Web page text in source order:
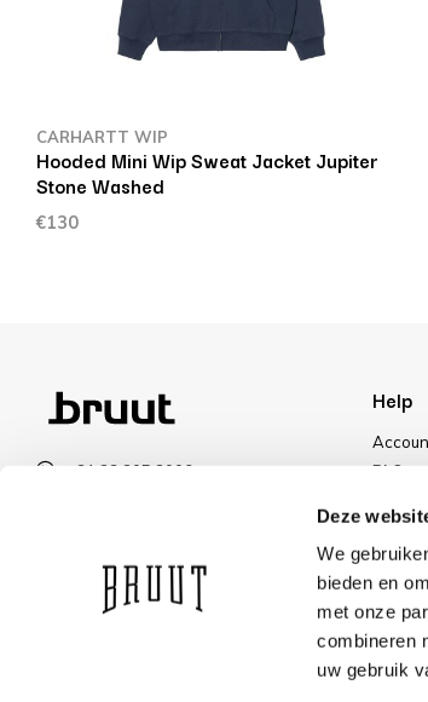
Deze
We
bieden en
met onze
combineren
uw gebruik
CARHARTT WIP
Hooded Mini Wip Sweat Jacket Jupiter
Stone Washed
€130
+31 23 205 2006
VIEW OPENING HOURS
Help
FAQ